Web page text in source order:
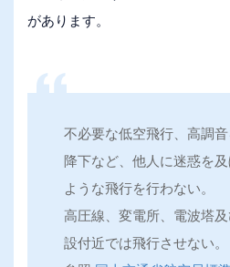
があります。
不必要な低空飛行、高調
降下など、他人に迷惑を
ような飛行を行わない。
高圧線、変電所、電波塔
設付近では飛行させない。